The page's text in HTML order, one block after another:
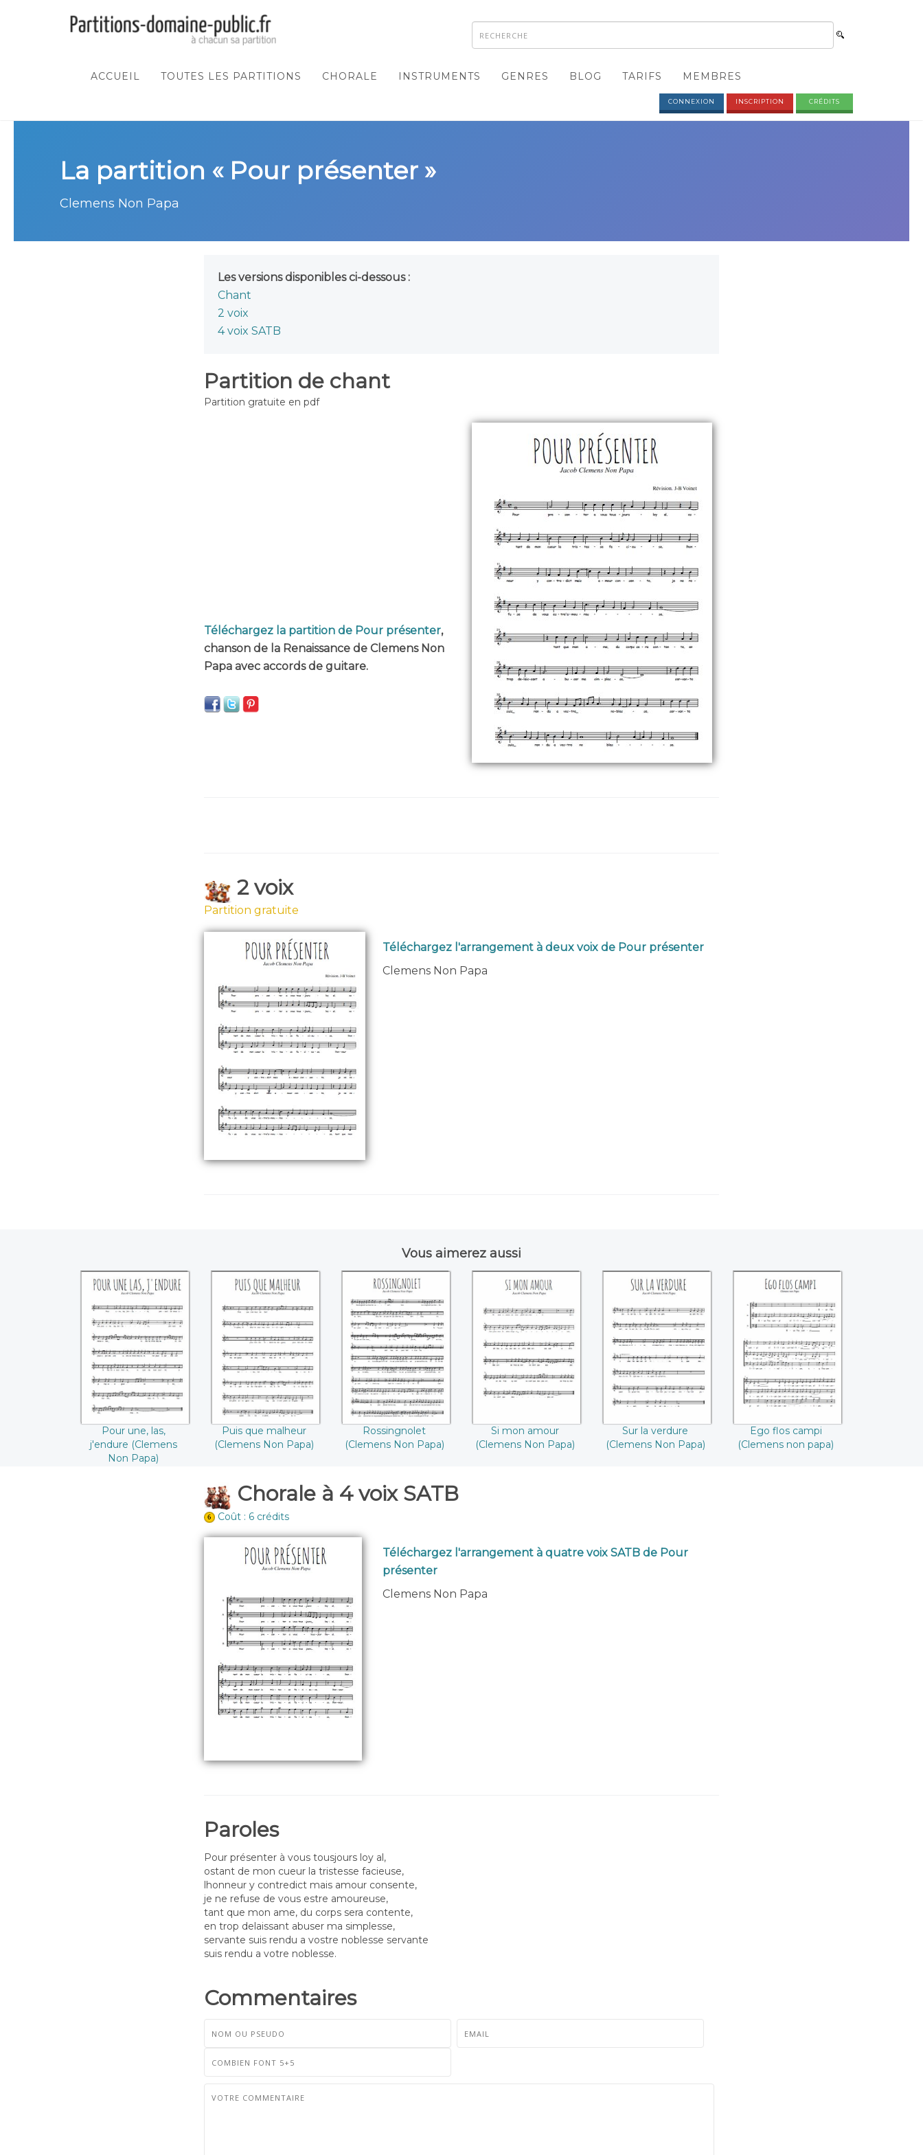
ACCUEIL TOUTES LES PARTITIONS CHORALE INSTRUMENTS GENRES BLOG TARIFS MEMBRES
CONNEXION INSCRIPTION CRÉDITS
La partition « Pour présenter »
Clemens Non Papa
Les versions disponibles ci-dessous :
Chant
2 voix
4 voix SATB
Partition de chant
Partition gratuite en pdf
Téléchargez la partition de Pour présenter,
chanson de la Renaissance de Clemens Non
Papa avec accords de guitare.
2 voix
Partition gratuite
Téléchargez l'arrangement à deux voix de Pour présenter
Clemens Non Papa
Vous aimerez aussi
Pour une, las,
j'endure ((Clemens
Non Papa))
Pour une, las,
j'endure (Clemens
Non Papa)
Puis que malheur
((Clemens Non
Papa))
Puis que malheur
(Clemens Non Papa)
Rossingnolet
((Clemens Non
Papa))
Rossingnolet
(Clemens Non Papa)
Si mon amour
((Clemens Non
Papa))
Si mon amour
(Clemens Non Papa)
Sur la verdure
((Clemens Non
Papa))
Sur la verdure
(Clemens Non Papa)
Ego flos campi
((Clemens non
papa))
Ego flos campi
(Clemens non papa)
Chorale à 4 voix SATB
Coût : 6 crédits
Téléchargez l'arrangement à quatre voix SATB de Pour
présenter
Clemens Non Papa
Paroles
Pour présenter à vous tousjours loy al,
ostant de mon cueur la tristesse facieuse,
lhonneur y contredict mais amour consente,
je ne refuse de vous estre amoureuse,
tant que mon ame, du corps sera contente,
en trop delaissant abuser ma simplesse,
servante suis rendu a vostre noblesse servante
suis rendu a votre noblesse.
Commentaires